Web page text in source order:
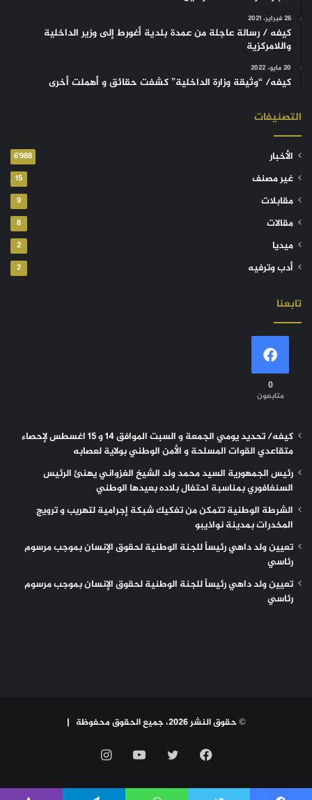
26 فبراير، 2021
كيفه / رسالة عاجلة من عمدة بلدية أغورط إلى وزير الداخلية
واللامركزية
20 مايو، 2022
كيفه/ “وثيقة وزارة الداخلية” كشفت حقائق و أهملت أخرى
التصنيفات
الأخبار 6٬988
غير مصنف 15
مقابلات 9
مقالات 8
ميديا 2
أدب وترفيه 2
تابعنا
0
متابعون
كيفه/ تحديد يومي الجمعة و السبت الموافق 14 و 15 اغسطس لإحصاء
متقاعدي القوات المسلحة و الأمن الوطني بولاية لعصابه
رئيس الجمهورية السيد محمد ولد الشيخ الغزواني يهنئ الرئيس
السنغافوري بمناسبة احتفال بلاده بعيدها الوطني
الشرطة الوطنية تتمكن من تفكيك شبكة إجرامية لتهريب و ترويج
المخدرات بمدينة نواذيبو
تعيين ولد داهي رئيساً للجنة الوطنية لحقوق الإنسان بموجب مرسوم
رئاسي
تعيين ولد داهي رئيساً للجنة الوطنية لحقوق الإنسان بموجب مرسوم
رئاسي
© حقوق النشر 2026، جميع الحقوق محفوظة |
فيسبوك تويتر يوتيوب